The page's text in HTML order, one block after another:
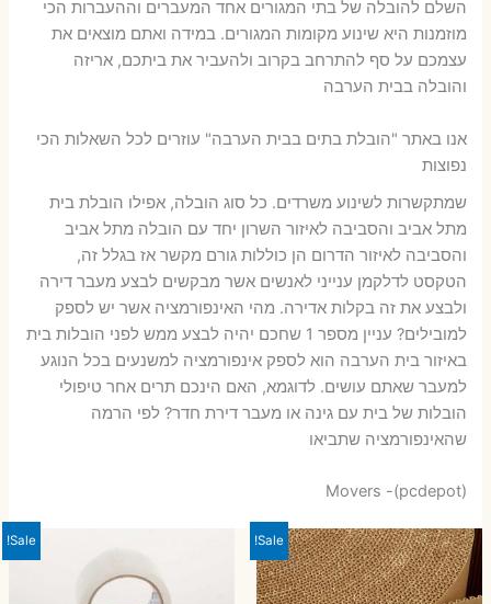
השלם להובלה של בתי המגורים אחד המעברים וההעברות הכי
מוזמנות היא שינוע מקומות המגורים. במידה ואתם מוצאים את
עצמכם על סף להתרחב בקרוב ולהעביר את ביתכם, אריזה
והובלה בבית הערבה
אנו באתר "הובלת בתים בבית הערבה" עוזרים לכל השאלות הכי
נפוצות
שמתקשרות לשינוע משרדים. כל סוג הובלה, אפילו הובלת בית
מתל אביב והסביבה לאיזור השרון יחד עם הובלה מתל אביב
והסביבה לאיזור הדרום הן כוללות גורם מקשר אז בגלל זה,
הטקסט לדלקמן ענייני לאנשים אשר מבקשים לבצע מעבר דירה
ולבצע את זה בקלות אדירה. מהי האינפורמציה אשר יש לספק
למובילים? עניין מספר 1 שחכם יהיה לבצע ממש לפני הובלות בית
באיזור בית הערבה הוא לספק אינפורמציה למשנעים בכל הנוגע
למעבר שאתם עושים. לדוגמא, האם הינכם תרים אחר טיפולי
הובלות של בית עם גינה או מעבר דירת חדר? לפי הרמה
שהאינפורמציה שתביאו
Movers -(pcdepot)
Sale!
Sale!